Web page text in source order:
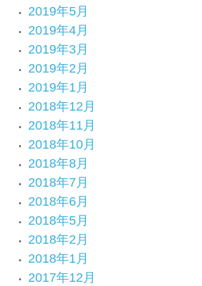
2019年5月
2019年4月
2019年3月
2019年2月
2019年1月
2018年12月
2018年11月
2018年10月
2018年8月
2018年7月
2018年6月
2018年5月
2018年2月
2018年1月
2017年12月